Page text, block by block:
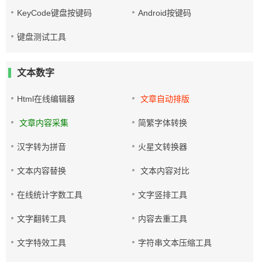
KeyCode键盘按键码 Android按键码
键盘测试工具
文本数字
Html在线编辑器 文章自动排版
文章内容采集 简繁字体转换
汉字转为拼音 火星文转换器
文本内容替换 文本内容对比
在线统计字数工具 文字竖排工具
文字翻转工具 内容去重工具
文字特效工具 字符串文本压缩工具